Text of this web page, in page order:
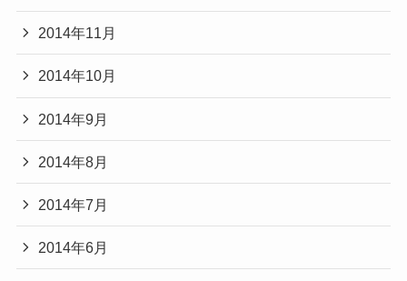
2014年11月
2014年10月
2014年9月
2014年8月
2014年7月
2014年6月